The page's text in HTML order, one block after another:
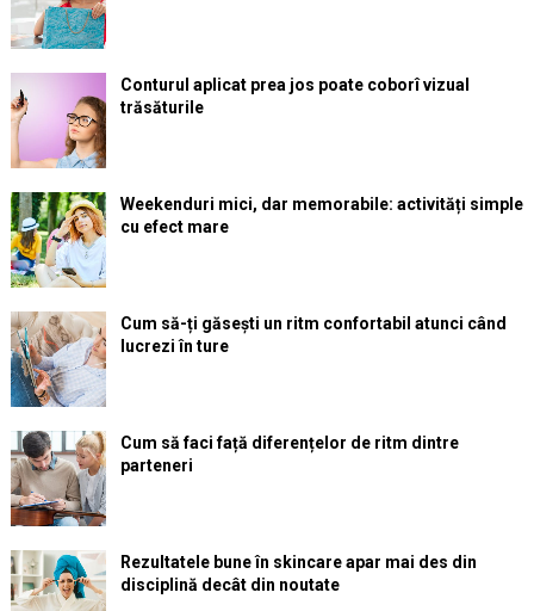
Conturul aplicat prea jos poate coborî vizual
trăsăturile
Weekenduri mici, dar memorabile: activități simple
cu efect mare
Cum să-ți găsești un ritm confortabil atunci când
lucrezi în ture
Cum să faci față diferențelor de ritm dintre
parteneri
Rezultatele bune în skincare apar mai des din
disciplină decât din noutate